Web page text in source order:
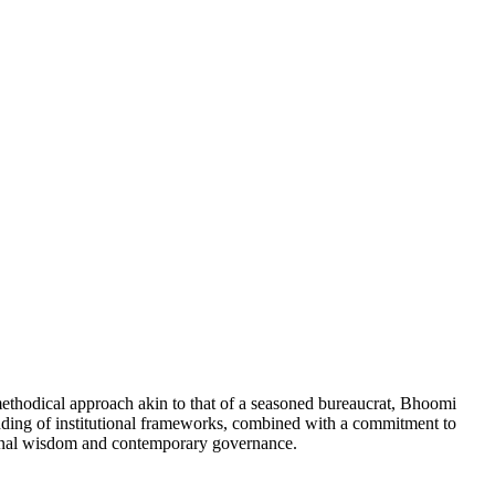
approach akin to that of a seasoned bureaucrat, Bhoomi
of institutional frameworks, combined with a commitment to
wisdom and contemporary governance.